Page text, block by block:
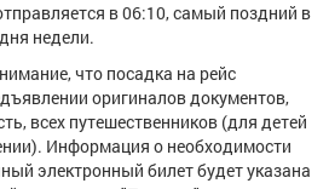
в 06:10, самый поздний в
недели.
что посадка на рейс
оригиналов документов,
всех путешественников (для детей
Информация о необходимости
электронный билет будет указана